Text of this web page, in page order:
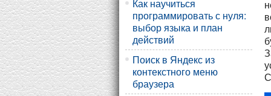
Как научиться
программировать с нуля:
выбор языка и план
действий
Поиск в Яндекс из
контекстного меню
браузера